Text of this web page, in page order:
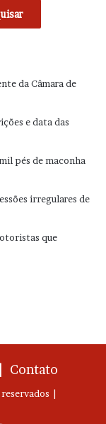
da Câmara de
e data das
pés de maconha
irregulares de
que
Contato
|